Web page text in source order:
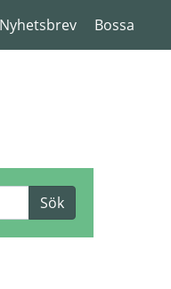
Nyhetsbrev Bossa